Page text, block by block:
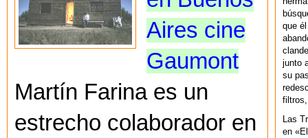
Aires cine
Gaumont
Martín Farina es un
estrecho colaborador en
que
junto
su
filtros,
Las
en